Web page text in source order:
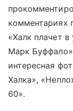
комментариях
«Халк плачет
Марк
интересная
Халка»,
60».